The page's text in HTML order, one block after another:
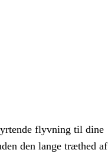
flyvning til dine
den lange træthed af